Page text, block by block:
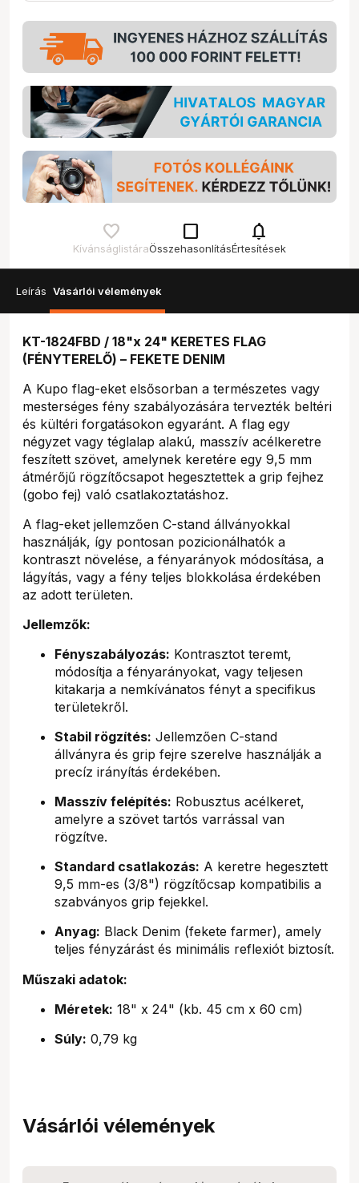
Kívánságlistára
check_box_outline_blank
Összehasonlítás
notifications
Értesítések
Leírás Vásárlói vélemények
KT-1824FBD / 18"x 24" KERETES FLAG
(FÉNYTERELŐ) – FEKETE DENIM
A Kupo flag-eket elsősorban a természetes vagy
mesterséges fény szabályozására tervezték beltéri
és kültéri forgatásokon egyaránt. A flag egy
négyzet vagy téglalap alakú, masszív acélkeretre
feszített szövet, amelynek keretére egy 9,5 mm
átmérőjű rögzítőcsapot hegesztettek a grip fejhez
(gobo fej) való csatlakoztatáshoz.
A flag-eket jellemzően C-stand állványokkal
használják, így pontosan pozicionálhatók a
kontraszt növelése, a fényarányok módosítása, a
lágyítás, vagy a fény teljes blokkolása érdekében
az adott területen.
Jellemzők:
Fényszabályozás: Kontrasztot teremt,
módosítja a fényarányokat, vagy teljesen
kitakarja a nemkívánatos fényt a specifikus
területekről.
Stabil rögzítés: Jellemzően C-stand
állványra és grip fejre szerelve használják a
precíz irányítás érdekében.
Masszív felépítés: Robusztus acélkeret,
amelyre a szövet tartós varrással van
rögzítve.
Standard csatlakozás: A keretre hegesztett
9,5 mm-es (3/8") rögzítőcsap kompatibilis a
szabványos grip fejekkel.
Anyag: Black Denim (fekete farmer), amely
teljes fényzárást és minimális reflexiót biztosít.
Műszaki adatok:
Méretek: 18" x 24" (kb. 45 cm x 60 cm)
Súly: 0,79 kg
Vásárlói vélemények